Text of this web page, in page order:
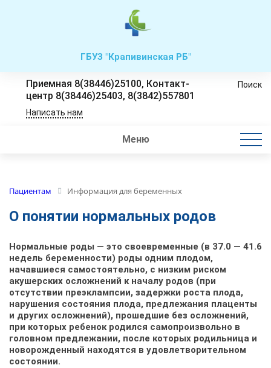
ГБУЗ "Крапивинская РБ"
Приемная 8(38446)25100, Контакт-
центр 8(38446)25403, 8(3842)557801
Написать нам
Поиск
Меню
Пациентам Информация для беременных
О понятии нормальных родов
Нормальные роды — это своевременные (в 37.0 — 41.6
недель беременности) роды одним плодом,
начавшиеся самостоятельно, с низким риском
акушерских осложнений к началу родов (при
отсутствии преэклампсии, задержки роста плода,
нарушения состояния плода, предлежания плаценты
и других осложнений), прошедшие без осложнений,
при которых ребенок родился самопроизвольно в
головном предлежании, после которых родильница и
новорожденный находятся в удовлетворительном
состоянии.